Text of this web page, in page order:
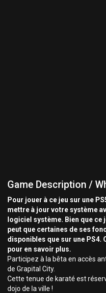
Game Description /
Pour jouer à ce jeu sur une
mettre à jour votre système
logiciel système. Bien que ce
peut que certaines de ses
disponibles que sur une
pour en savoir plus.
Participez à la bêta en accès
de Grapital City.
Cette tenue de karaté est
dojo de la ville !